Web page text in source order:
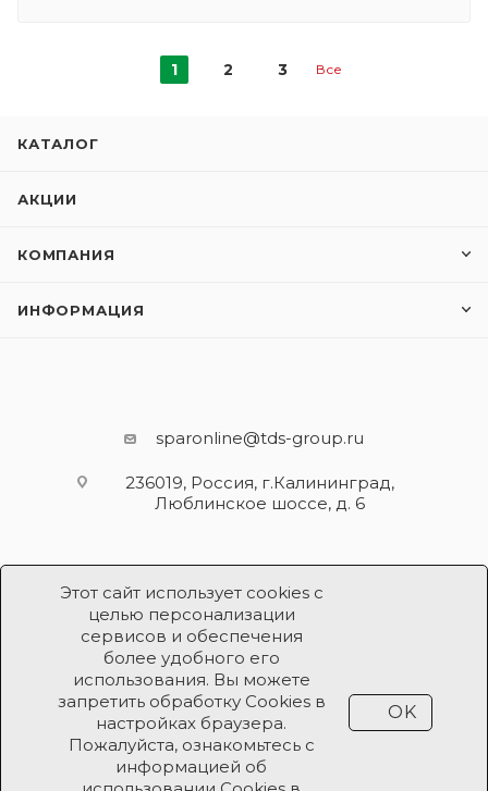
1 2 3 Все
Этот сайт использует cookies с
целью персонализации
сервисов и обеспечения
более удобного его
использования. Вы можете
запретить обработку Cookies в
настройках браузера.
Пожалуйста, ознакомьтесь с
информацией об
OK
КАТАЛОГ
АКЦИИ
КОМПАНИЯ
ИНФОРМАЦИЯ
sparonline@tds-group.ru
236019, Россия, г.Калининград,
Люблинское шоссе, д. 6
Разработка и поддержка
Продвижение проекта ООО «Робот Икс»
Все права защищены ООО «Робот Икс» 2026 ©